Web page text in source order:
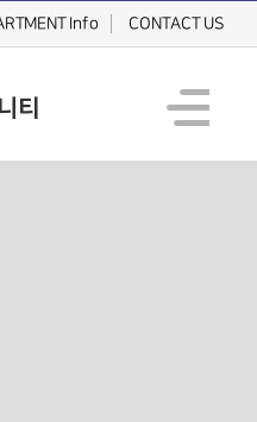
Info CONTACT US
티